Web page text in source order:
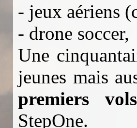
- jeux aériens
- drone soccer,
Une
jeunes mais
premiers vols
StepOne.